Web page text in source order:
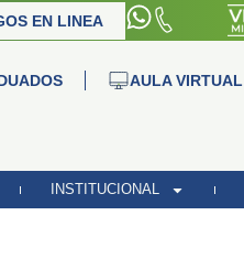
EN LINEA
AULA VIRTUAL
INSTITUCIONAL